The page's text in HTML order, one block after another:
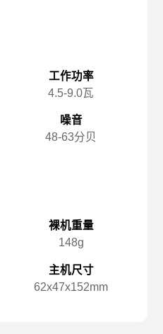
工作功率
4.5-9.0瓦
噪音
48-63分贝
裸机重量
148g
主机尺寸
62x️47x️152mm